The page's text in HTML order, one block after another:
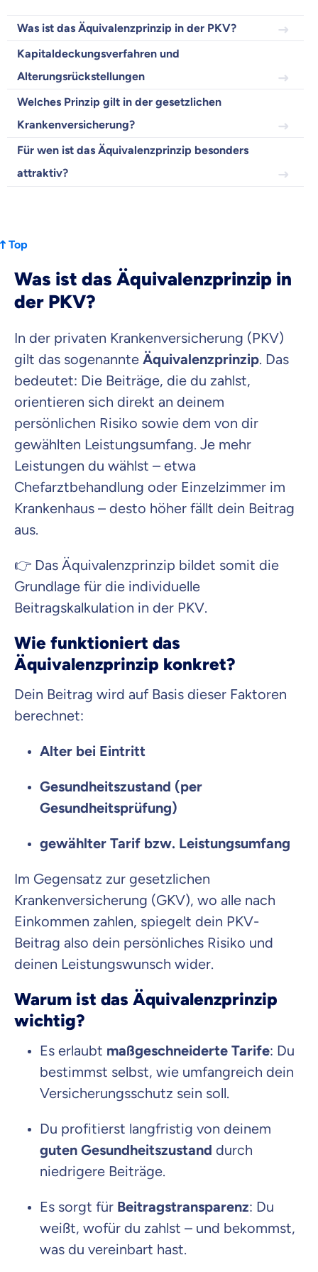
Was ist das Äquivalenzprinzip in der PKV?
Kapitaldeckungsverfahren und
Alterungsrückstellungen
Welches Prinzip gilt in der gesetzlichen
Krankenversicherung?
Für wen ist das Äquivalenzprinzip besonders
attraktiv?
Top
Was ist das Äquivalenzprinzip in
der PKV?
In der privaten Krankenversicherung (PKV)
gilt das sogenannte Äquivalenzprinzip. Das
bedeutet: Die Beiträge, die du zahlst,
orientieren sich direkt an deinem
persönlichen Risiko sowie dem von dir
gewählten Leistungsumfang. Je mehr
Leistungen du wählst – etwa
Chefarztbehandlung oder Einzelzimmer im
Krankenhaus – desto höher fällt dein Beitrag
aus.
👉 Das Äquivalenzprinzip bildet somit die
Grundlage für die individuelle
Beitragskalkulation in der PKV.
Wie funktioniert das
Äquivalenzprinzip konkret?
Dein Beitrag wird auf Basis dieser Faktoren
berechnet:
Alter bei Eintritt
Gesundheitszustand (per
Gesundheitsprüfung)
gewählter Tarif bzw. Leistungsumfang
Im Gegensatz zur gesetzlichen
Krankenversicherung (GKV), wo alle nach
Einkommen zahlen, spiegelt dein PKV-
Beitrag also dein persönliches Risiko und
deinen Leistungswunsch wider.
Warum ist das Äquivalenzprinzip
wichtig?
Es erlaubt maßgeschneiderte Tarife: Du
bestimmst selbst, wie umfangreich dein
Versicherungsschutz sein soll.
Du profitierst langfristig von deinem
guten Gesundheitszustand durch
niedrigere Beiträge.
Es sorgt für Beitragstransparenz: Du
weißt, wofür du zahlst – und bekommst,
was du vereinbart hast.
Beamten
Versicherung
Zahnzusatz
Versicherung
Mit dem Abschicken meiner Daten erkläre ich meine Einwilligung
zur
Kontaktaufnahme durch ottonova.